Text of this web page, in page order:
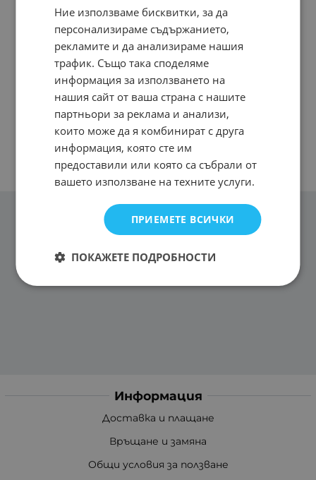
Информация
Доставка и плащане
Връщане и замяна
Общи условия за ползване
Ние използваме бисквитки, за да
персонализираме съдържанието,
рекламите и да анализираме нашия
трафик. Също така споделяме
информация за използването на
нашия сайт от ваша страна с нашите
партньори за реклама и анализи,
които може да я комбинират с друга
информация, която сте им
предоставили или която са събрали от
вашето използване на техните услуги.
ПРИЕМЕТЕ ВСИЧКИ
ПОКАЖЕТЕ ПОДРОБНОСТИ